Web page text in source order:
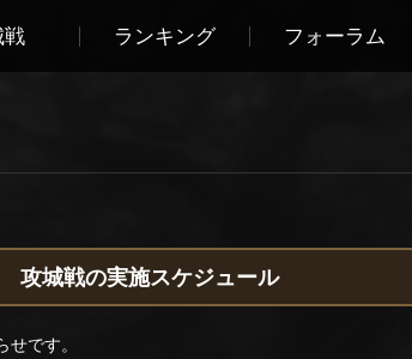
戦 ランキング フォーラム
攻城戦の実施スケジュール
です。